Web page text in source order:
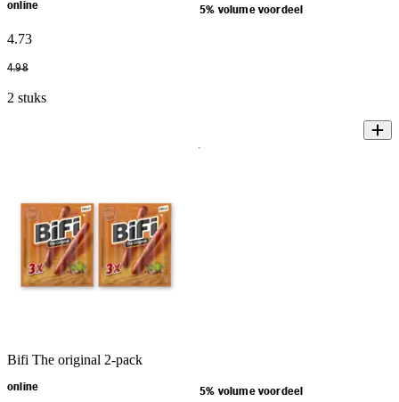
online 5% volume voordeel
4.73
4.98
2 stuks
Bifi The original 2-pack
online 5% volume voordeel